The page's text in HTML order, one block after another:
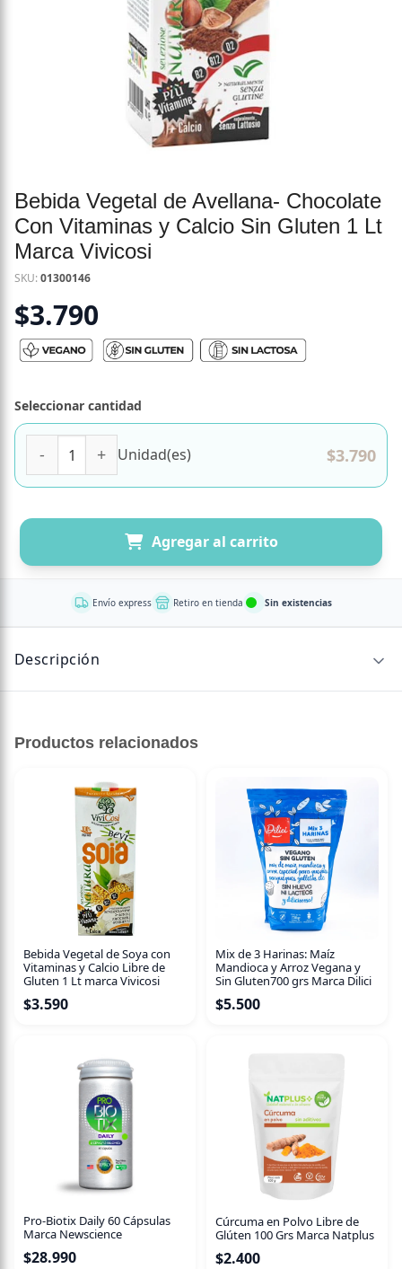
Bebida Vegetal de Avellana- Chocolate
Con Vitaminas y Calcio Sin Gluten 1 Lt
Marca Vivicosi
SKU:01300146
$3.790
Seleccionar cantidad
Unidad(es) $3.790
Agregar al carrito
Envío express Retiro en tienda Sin existencias
Descripción
Bebida 100% vegetal de avellana chocolate
Libre de gluten y lactosa
Suplementada con vitamina y calcio
Sin sellos negros
Ingredientes:Agua, maltodextrina de arroz, avellanas
(2,5%), cacao magro (1,3%), sal marina, carragenina,
carbonato de calcio, Vitamina D2, Vitamina B2
title="Informacion Nutricional" tab_id="1544040639731-
Productos relacionados
Bebida Vegetal de Soya con
Vitaminas y Calcio Libre de
Gluten 1 Lt marca Vivicosi
$3.590
Mix de 3 Harinas: Maíz
Mandioca y Arroz Vegana y
Sin Gluten700 grs Marca Dilici
$5.500
Pro-Biotix Daily 60 Cápsulas
Marca Newscience
$28.990
Cúrcuma en Polvo Libre de
Glúten 100 Grs Marca Natplus
$2.400